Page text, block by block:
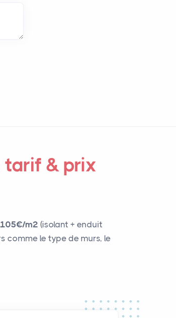
tarif & prix
105€/m² (isolant + enduit
comme le type de murs, le